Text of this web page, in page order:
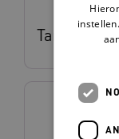
Tamara